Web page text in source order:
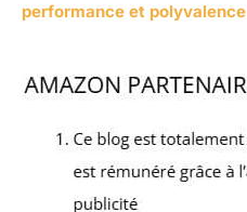
performance et polyvalence